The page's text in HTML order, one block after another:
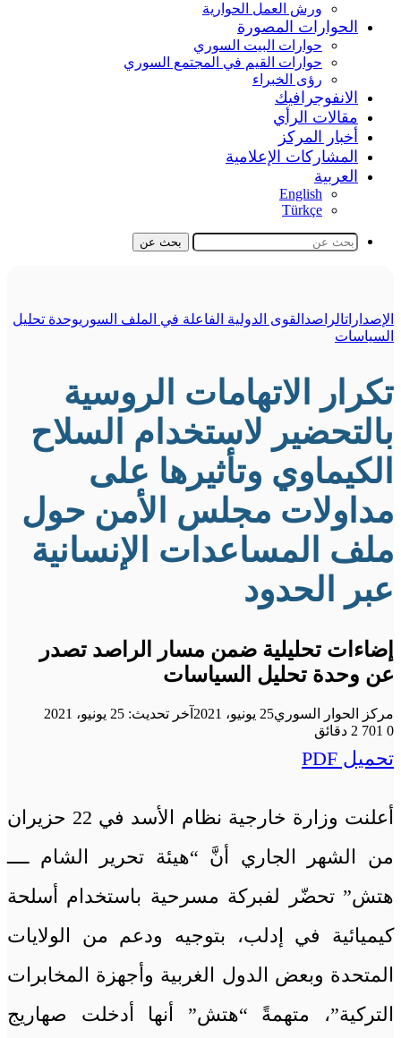
ورش العمل الحوارية
الحوارات المصورة
حوارات البيت السوري
حوارات القيم في المجتمع السوري
رؤى الخبراء
الانفوجرافيك
مقالات الرأي
أخبار المركز
المشاركات الإعلامية
العربية
English
Türkçe
بحث عن
الإصداراتالراصد القوى الدولية الفاعلة في الملف السوريوحدة تحليل
السياسات
تكرار الاتهامات الروسية
بالتحضير لاستخدام السلاح
الكيماوي وتأثيرها على
مداولات مجلس الأمن حول
ملف المساعدات الإنسانية
عبر الحدود
إضاءات تحليلية ضمن مسار الراصد تصدر
عن وحدة تحليل السياسات
مركز الحوار السوري25 يونيو، 2021
آخر تحديث: 25 يونيو، 2021
0
2 دقائق
تحميل PDF
أعلنت وزارة خارجية نظام الأسد في 22 حزيران
من الشهر الجاري أنَّ “هيئة تحرير الشام ــــ
هتش” تحضّر لفبركة مسرحية باستخدام أسلحة
كيميائية في إدلب، بتوجيه ودعم من الولايات
المتحدة وبعض الدول الغربية وأجهزة المخابرات
التركية”، متهمةً “هتش” أنها أدخلت صهاريج